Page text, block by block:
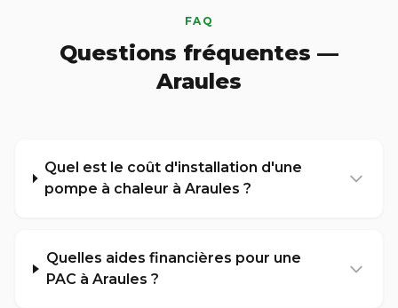
FAQ
Questions fréquentes —
Araules
Quel est le coût d'installation d'une
pompe à chaleur à Araules ?
Quelles aides financières pour une
PAC à Araules ?